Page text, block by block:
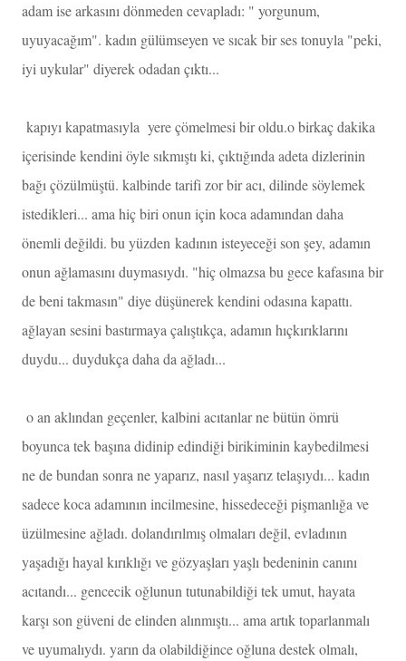
adam ise arkasını dönmeden cevapladı: " yorgunum,
uyuyacağım". kadın gülümseyen ve sıcak bir ses tonuyla "peki,
iyi uykular" diyerek odadan çıktı...
kapıyı kapatmasıyla yere çömelmesi bir oldu.o birkaç dakika
içerisinde kendini öyle sıkmıştı ki, çıktığında adeta dizlerinin
bağı çözülmüştü. kalbinde tarifi zor bir acı, dilinde söylemek
istedikleri... ama hiç biri onun için koca adamından daha
önemli değildi. bu yüzden kadının isteyeceği son şey, adamın
onun ağlamasını duymasıydı. "hiç olmazsa bu gece kafasına bir
de beni takmasın" diye düşünerek kendini odasına kapattı.
ağlayan sesini bastırmaya çalıştıkça, adamın hıçkırıklarını
duydu... duydukça daha da ağladı...
o an aklından geçenler, kalbini acıtanlar ne bütün ömrü
boyunca tek başına didinip edindiği birikiminin kaybedilmesi
ne de bundan sonra ne yaparız, nasıl yaşarız telaşıydı... kadın
sadece koca adamının incilmesine, hissedeceği pişmanlığa ve
üzülmesine ağladı. dolandırılmış olmaları değil, evladının
yaşadığı hayal kırıklığı ve gözyaşları yaşlı bedeninin canını
acıtandı... gencecik oğlunun tutunabildiği tek umut, hayata
karşı son güveni de elinden alınmıştı... ama artık toparlanmalı
ve uyumalıydı. yarın da olabildiğince oğluna destek olmalı,